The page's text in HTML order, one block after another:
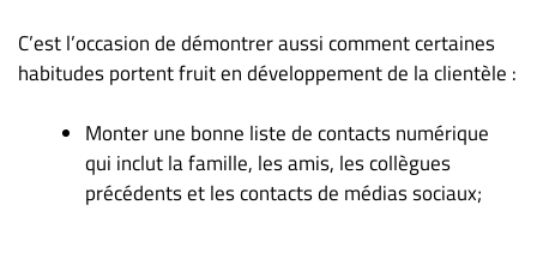
Infolettre
S’abonner
Politique de
confidentialité
C’est l’occasion de démontrer aussi comment certaines
habitudes portent fruit en développement de la clientèle :
Monter une bonne liste de contacts numérique
qui inclut la famille, les amis, les collègues
précédents et les contacts de médias sociaux;